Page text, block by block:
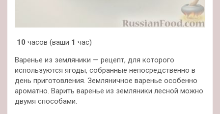
10 часов (ваши 1 час)
Варенье из земляники — рецепт, для которого
используются ягоды, собранные непосредственно в
день приготовления. Земляничное варенье особенно
ароматно. Варить варенье из земляники лесной можно
двумя способами.